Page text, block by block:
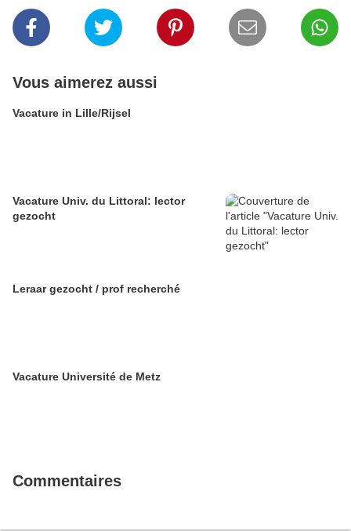
Vous aimerez aussi
Vacature in Lille/Rijsel
Vacature Univ. du Littoral: lector
gezocht
Leraar gezocht / prof recherché
Vacature Université de Metz
Commentaires